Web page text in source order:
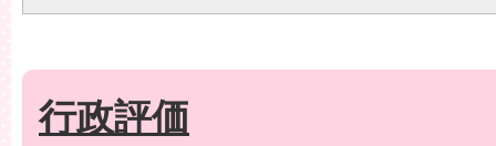
行政評価